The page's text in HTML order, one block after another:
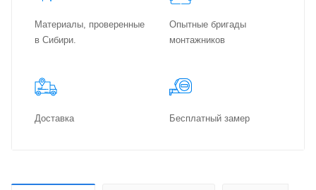
Материалы, проверенные
в Сибири.
Опытные бригады
монтажников
Доставка Бес­плат­ный замер